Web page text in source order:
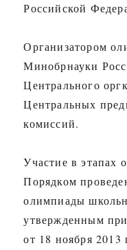
Российской
Организатором
Минобрнауки
Центрального
Центральных
комиссий.
Участие в этапах
Порядком
олимпиады
утвержденным
от 18 ноября